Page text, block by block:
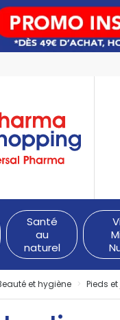
Santé
au
naturel
et hygiène Pieds